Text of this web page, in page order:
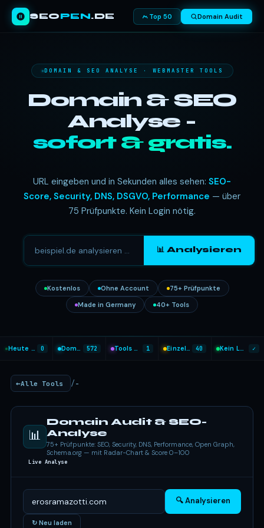
SEOPEN.DE Top 50 Domain Audit
DOMAIN & SEO ANALYSE · WEBMASTER TOOLS
Domain & SEO
Analyse -
sofort & gratis.
URL eingeben und in Sekunden alles sehen: SEO-
Score, Security, DNS, DSGVO, Performance — über
75 Prüfpunkte. Kein Login nötig.
📊 Analysieren
Kostenlos Ohne Account
75+ Prüfpunkte
Made in Germany
40+ Tools
Heute analysiert 0 Domains geprüft 572 Tools heute genutzt 1 Einzel-Tools 40 Kein Login nötig ✓
Alle Tools / -
📊
Domain Audit & SEO-
Analyse
75+ Prüfpunkte: SEO, Security, DNS, Performance, Open Graph,
Schema.org — mit Radar-Chart & Score 0–100
Live Analyse
🔍 Analysieren
↻ Neu laden